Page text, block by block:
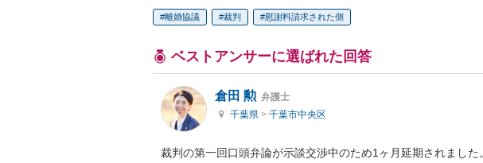
離婚協議 裁判 慰謝料請求された側
ベストアンサーに選ばれた回答
倉田 勲 弁護士
千葉県 > 千葉市中央区
裁判の第一回口頭弁論が示談交渉中のため1ヶ月延期されました。